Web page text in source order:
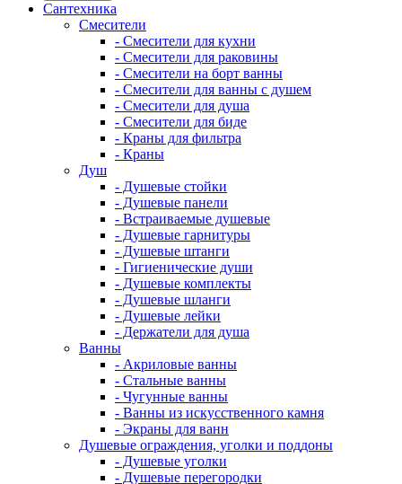
Сантехника
Смесители
- Смесители для кухни
- Смесители для раковины
- Смесители на борт ванны
- Смесители для ванны с душем
- Смесители для душа
- Смесители для биде
- Краны для фильтра
- Краны
Душ
- Душевые стойки
- Душевые панели
- Встраиваемые душевые
- Душевые гарнитуры
- Душевые штанги
- Гигиенические души
- Душевые комплекты
- Душевые шланги
- Душевые лейки
- Держатели для душа
Ванны
- Акриловые ванны
- Стальные ванны
- Чугунные ванны
- Ванны из искусственного камня
- Экраны для ванн
Душевые ограждения, уголки и поддоны
- Душевые уголки
- Душевые перегородки